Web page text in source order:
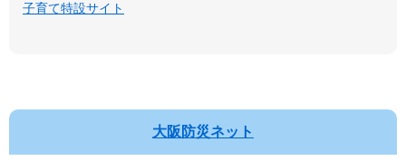
子育て特設サイト
大阪防災ネット